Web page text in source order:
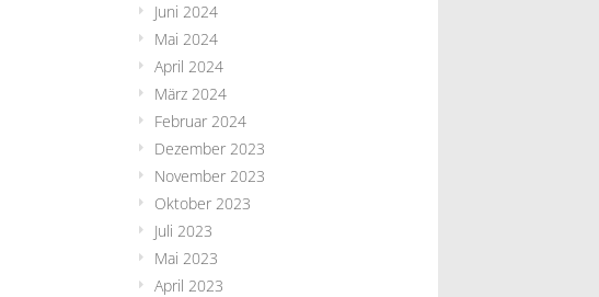
Juni 2024
Mai 2024
April 2024
März 2024
Februar 2024
Dezember 2023
November 2023
Oktober 2023
Juli 2023
Mai 2023
April 2023